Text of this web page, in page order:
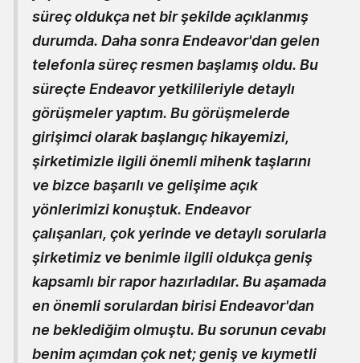
süreç oldukça net bir şekilde açıklanmış
durumda. Daha sonra Endeavor'dan gelen
telefonla süreç resmen başlamış oldu. Bu
süreçte Endeavor yetkilileriyle detaylı
görüşmeler yaptım. Bu görüşmelerde
girişimci olarak başlangıç hikayemizi,
şirketimizle ilgili önemli mihenk taşlarını
ve bizce başarılı ve gelişime açık
yönlerimizi konuştuk. Endeavor
çalışanları, çok yerinde ve detaylı sorularla
şirketimiz ve benimle ilgili oldukça geniş
kapsamlı bir rapor hazırladılar. Bu aşamada
en önemli sorulardan birisi Endeavor'dan
ne beklediğim olmuştu. Bu sorunun cevabı
benim açımdan çok net; geniş ve kıymetli